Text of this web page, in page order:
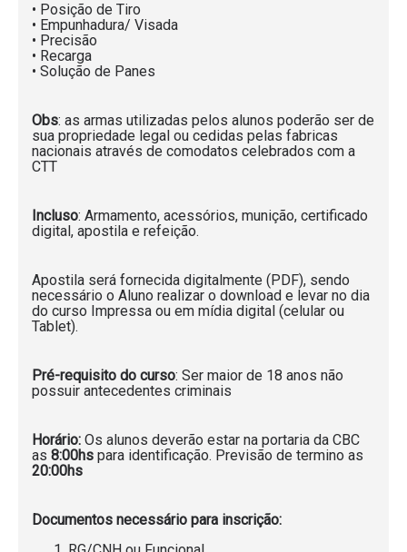
• Posição de Tiro
• Empunhadura/ Visada
• Precisão
• Recarga
• Solução de Panes
Obs: as armas utilizadas pelos alunos poderão ser de
sua propriedade legal ou cedidas pelas fabricas
nacionais através de comodatos celebrados com a
CTT
Incluso: Armamento, acessórios, munição, certificado
digital, apostila e refeição.
Apostila será fornecida digitalmente (PDF), sendo
necessário o Aluno realizar o download e levar no dia
do curso Impressa ou em mídia digital (celular ou
Tablet).
Pré-requisito do curso: Ser maior de 18 anos não
possuir antecedentes criminais
Horário: Os alunos deverão estar na portaria da CBC
as 8:00hs para identificação. Previsão de termino as
20:00hs
Documentos necessário para inscrição: